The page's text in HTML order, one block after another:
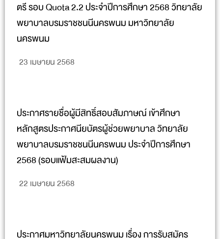
ตรี รอบ Quota 2.2 ประจำปีการศึกษา 2568 วิทยาลัย
พยาบาลบรมราชชนนีนครพนม มหาวิทยาลัย
นครพนม
23 เมษายน 2568
ประกาศรายชื่อผู้มีสิทธิ์สอบสัมภาษณ์ เข้าศึกษา
หลักสูตรประกาศนียบัตรผู้ช่วยพยาบาล วิทยาลัย
พยาบาลบรมราชชนนีนครพนม ประจำปีการศึกษา
2568 (รอบแฟ้มสะสมผลงาน)
22 เมษายน 2568
ประกาศมหาวิทยาลัยนครพนม เรื่อง การรับสมัคร